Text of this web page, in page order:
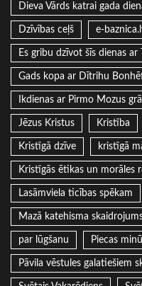
Dieva Vārds katrai gada
Dzīvības ceļš e-
Es gribu dzīvot šīs dienas ar
Gads kopa ar Dītrihu
Ikdienas ar Pirmo Mozus
Jēzus Kristus Kristība
Kristīgā dzīve kristīgā
Kristīgās ētikas un morāles
Lasāmviela ticības spēkam
Mazā katehisma
par lūgšanu Piecas
Pāvila vēstules galatiešiem